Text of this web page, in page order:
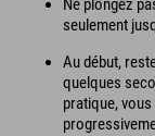
Ne plongez
seulement
Au début,
quelques
pratique,